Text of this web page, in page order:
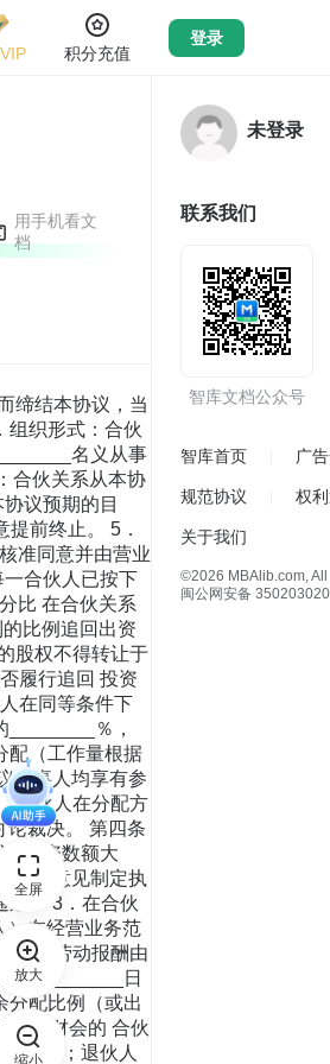
积分充值
登录
用手机看文
档
缔结本协议，当
组织形式：合伙
名义从事
合伙关系从本协
议预期的目
前终止。 5．
准同意并由营业
合伙人已按下
比 在合伙关系
比例追回出资
股权不得转让于
履行追回 投资
在同等条件下
％，
配（工作量根据
当事人均享有参
合伙人在分配方
论裁决。 第四条
出资数额大
主导意见制定执
过。 3．在合伙
）在经营业务范
务的劳动报酬由
_________日
分配比例（或出
主管财会的 合伙
务）；退伙人
未登录
联系我们
智库文档公众号
智库首页 广
规范协议 权
关于我们
©2026 MBAlib.com,
闽公网安备
全屏
放大
缩小